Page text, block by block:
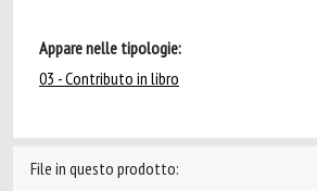
Appare nelle tipologie:
03 - Contributo in libro
File in questo prodotto: